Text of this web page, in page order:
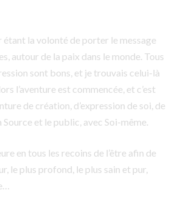
étant la volonté de porter le message
autour de la paix dans le monde. Tous
sont bons, et je trouvais celui-là
l’aventure est commencée, et c’est
de création, d’expression de soi, de
Source et le public, avec Soi-même.
en tous les recoins de l’être afin de
le plus profond, le plus sain et pur,